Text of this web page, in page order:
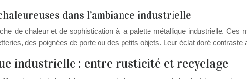
dans l’ambiance industrielle
de chaleur et de sophistication à la palette métallique industrielle.
des poignées de porte ou des petits objets. Leur éclat doré contraste
industrielle : entre rusticité et recyclage